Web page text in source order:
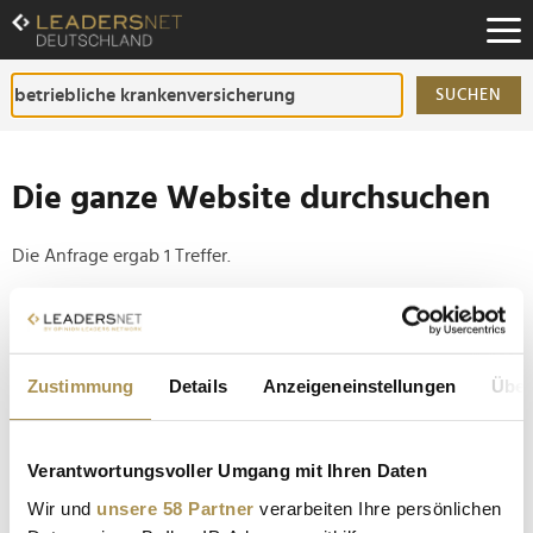
Zustimmung Details Anzeigeneinstellungen
Verantwortungsvoller Umgang mit Ihren Daten
Wir und unsere 58 Partner verarbeiten Ihre persönlichen
Zum
Inhalt
Zur
Fußzeilen-
Navigation
SUCHEN
Die ganze Website durchsuchen
Die Anfrage ergab 1 Treffer.
Tipp
Setzen Sie die gesuchten Wörter zwischen
Anführungszeichen: zb "Vorname Nachname".
Ofelos entwickelt digitale bKV Prävention gegen
hohe Ausfallquoten